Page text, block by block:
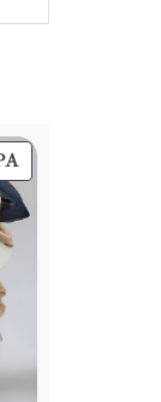
ΠΡΟΪΌΝ
ΣΕ
ΠΡΟΣΦΟΡΆ